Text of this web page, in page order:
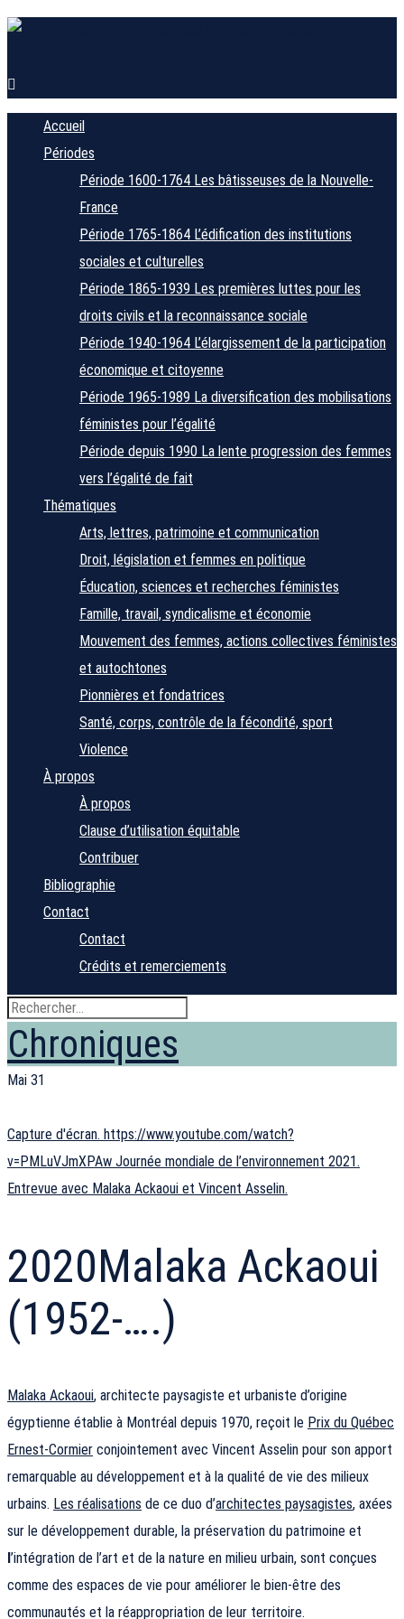
Accueil
Périodes
Période 1600-1764 Les bâtisseuses de la Nouvelle-
France
Période 1765-1864 L’édification des institutions
sociales et culturelles
Période 1865-1939 Les premières luttes pour les
droits civils et la reconnaissance sociale
Période 1940-1964 L’élargissement de la participation
économique et citoyenne
Période 1965-1989 La diversification des mobilisations
féministes pour l’égalité
Période depuis 1990 La lente progression des femmes
vers l’égalité de fait
Thématiques
Arts, lettres, patrimoine et communication
Droit, législation et femmes en politique
Éducation, sciences et recherches féministes
Famille, travail, syndicalisme et économie
Mouvement des femmes, actions collectives féministes
et autochtones
Pionnières et fondatrices
Santé, corps, contrôle de la fécondité, sport
Violence
À propos
À propos
Clause d’utilisation équitable
Contribuer
Bibliographie
Contact
Contact
Crédits et remerciements
Chroniques
Mai 31
Capture d'écran. https://www.youtube.com/watch?
v=PMLuVJmXPAw Journée mondiale de l’environnement 2021.
Entrevue avec Malaka Ackaoui et Vincent Asselin.
2020Malaka Ackaoui
(1952-….)
Malaka Ackaoui, architecte paysagiste et urbaniste d’origine
égyptienne établie à Montréal depuis 1970, reçoit le Prix du Québec
Ernest-Cormier conjointement avec Vincent Asselin pour son apport
remarquable au développement et à la qualité de vie des milieux
urbains. Les réalisations de ce duo d’architectes paysagistes, axées
sur le développement durable, la préservation du patrimoine et
l’intégration de l’art et de la nature en milieu urbain, sont conçues
comme des espaces de vie pour améliorer le bien-être des
communautés et la réappropriation de leur territoire.